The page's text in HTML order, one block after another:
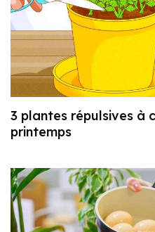
3 plantes répulsives à
printemps